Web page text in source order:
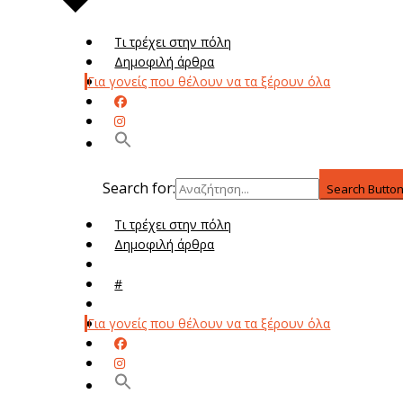
Τι τρέχει στην πόλη
Δημοφιλή άρθρα
Για γονείς που θέλουν να τα ξέρουν όλα
Search for: Search
Τι τρέχει στην πόλη
Δημοφιλή άρθρα
#
Για γονείς που θέλουν να τα ξέρουν όλα